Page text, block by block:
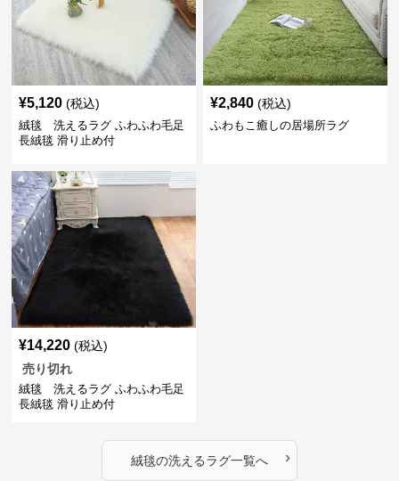
¥5,120 (税込)
絨毯 洗えるラグ ふわふわ毛足
長絨毯 滑り止め付
¥2,840 (税込)
ふわもこ癒しの居場所ラグ
¥14,220 (税込)
売り切れ
絨毯 洗えるラグ ふわふわ毛足
長絨毯 滑り止め付
絨毯の洗えるラグ一覧へ ›